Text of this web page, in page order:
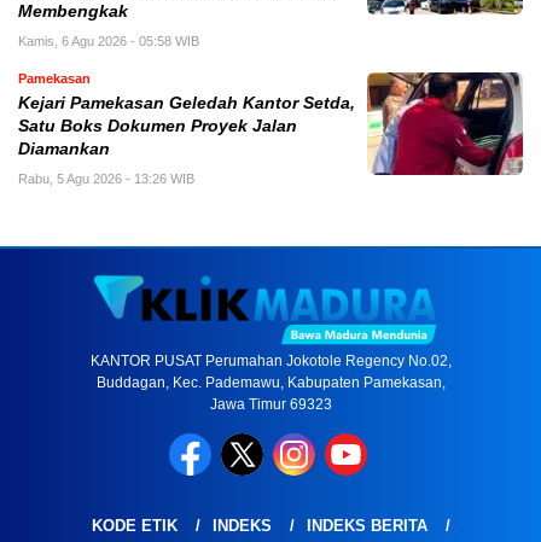
Membengkak
Kamis, 6 Agu 2026 - 05:58 WIB
Pamekasan
Kejari Pamekasan Geledah Kantor Setda,
Satu Boks Dokumen Proyek Jalan
Diamankan
Rabu, 5 Agu 2026 - 13:26 WIB
KANTOR PUSAT Perumahan Jokotole Regency No.02,
Buddagan, Kec. Pademawu, Kabupaten Pamekasan,
Jawa Timur 69323
KODE ETIK INDEKS INDEKS BERITA